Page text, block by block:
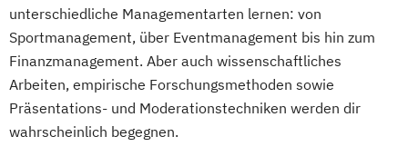
unterschiedliche Managementarten lernen: von
Sportmanagement, über Eventmanagement bis hin zum
Finanzmanagement. Aber auch wissenschaftliches
Arbeiten, empirische Forschungsmethoden sowie
Präsentations- und Moderationstechniken werden dir
wahrscheinlich begegnen.